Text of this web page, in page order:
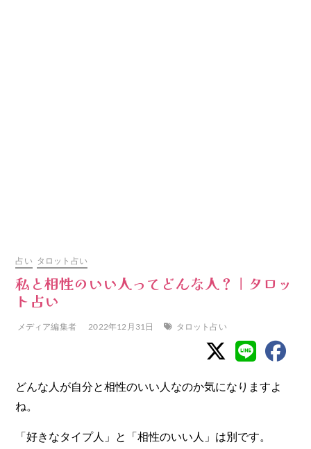
占い タロット占い
私と相性のいい人ってどんな人？｜タロッ
ト占い
メディア編集者 2022年12月31日 タロット占い
どんな人が自分と相性のいい人なのか気になりますよ
ね。
「好きなタイプ人」と「相性のいい人」は別です。